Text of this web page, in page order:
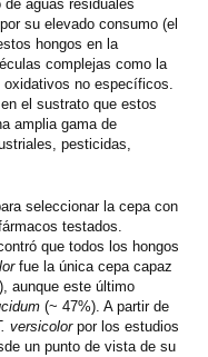
aguas residuales
su elevado consumo (el
hongos en la
complejas como la
oxidativos no específicos.
el sustrato que estos
amplia gama de
pesticidas,
seleccionar la cepa con
testados.
que todos los hongos
fue la única cepa capaz
aunque este último
(~ 47%). A partir de
versicolorpor los estudios
un punto de vista de su